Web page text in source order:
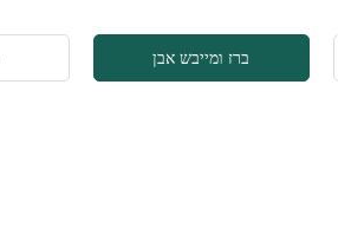
ברז ומייבש אבן